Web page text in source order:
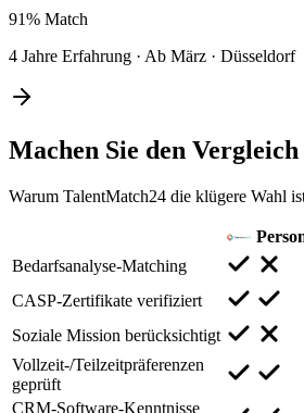
91% Match
4 Jahre Erfahrung · Ab März · Düsseldorf
Machen Sie den Vergleich
Warum TalentMatch24 die klügere Wahl
Bedarfsanalyse-Matching
CASP-Zertifikate verifiziert
Soziale Mission berücksichtigt
Vollzeit-/Teilzeitpräferenzen
geprüft
CRM-Software-Kenntnisse